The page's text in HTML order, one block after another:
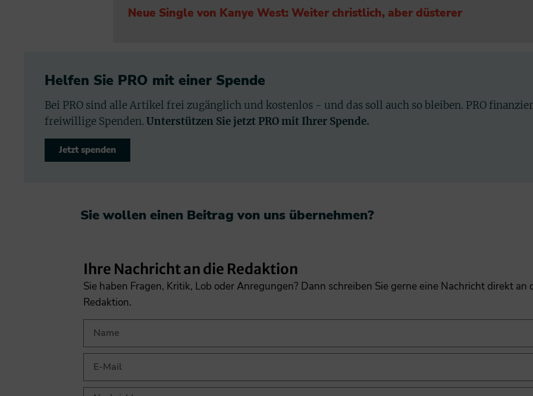
Neue Single von Kanye West: Weiter christlich, aber düsterer
Helfen Sie PRO mit einer Spende
Bei PRO sind alle Artikel frei zugänglich und kostenlos - und das soll auch so bleiben. PRO
freiwillige Spenden. Unterstützen Sie jetzt PRO mit Ihrer Spende.
Jetzt spenden
Sie wollen einen Beitrag von uns übernehmen?​
Ihre Nachricht an die Redaktion
Sie haben Fragen, Kritik, Lob oder Anregungen? Dann schreiben Sie gerne eine Nachricht direkt an
Redaktion.